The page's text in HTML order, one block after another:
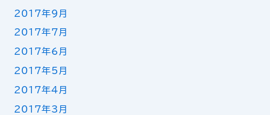
2017年9月
2017年7月
2017年6月
2017年5月
2017年4月
2017年3月